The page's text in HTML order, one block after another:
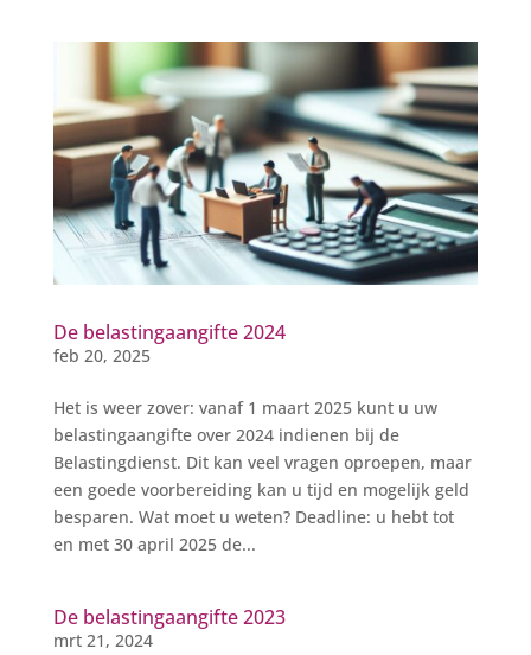
De belastingaangifte 2024
feb 20, 2025
Het is weer zover: vanaf 1 maart 2025 kunt u uw
belastingaangifte over 2024 indienen bij de
Belastingdienst. Dit kan veel vragen oproepen, maar
een goede voorbereiding kan u tijd en mogelijk geld
besparen. Wat moet u weten? Deadline: u hebt tot
en met 30 april 2025 de...
De belastingaangifte 2023
mrt 21, 2024